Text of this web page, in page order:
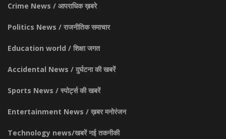
Crime News / आपराधिक ख़बरे
Politics News / राजनीतिक समाचार
Education world / शिक्षा जगत
Accidental News / दुर्घटना की खबरें
Sports News / स्पोर्ट्स की खबरें
Entertainment News / ख़बर मनोरंजन
Technology news/खबरें नई तकनीकी